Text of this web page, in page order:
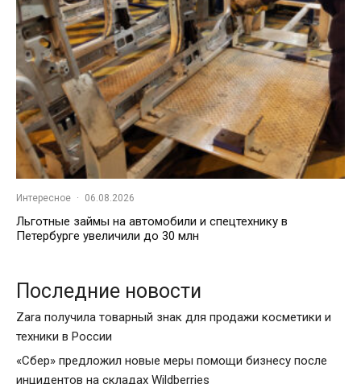
Интересное · 06.08.2026
Льготные займы на автомобили и спецтехнику в
Петербурге увеличили до 30 млн
Последние новости
Zara получила товарный знак для продажи косметики и
техники в России
«Сбер» предложил новые меры помощи бизнесу после
инцидентов на складах Wildberries